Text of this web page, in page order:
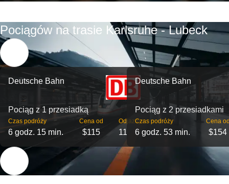
Pociągów na trasie Karlsruhe - Lubeck
Deutsche Bahn
Pociąg z 1 przesiadką
Czas podróży
6 godz. 15 min.
Cena od
$115
Odjazdy
11
Deutsche Bahn
Pociąg z 2 przesiadkami
Czas podróży
6 godz. 53 min.
Cena
$154